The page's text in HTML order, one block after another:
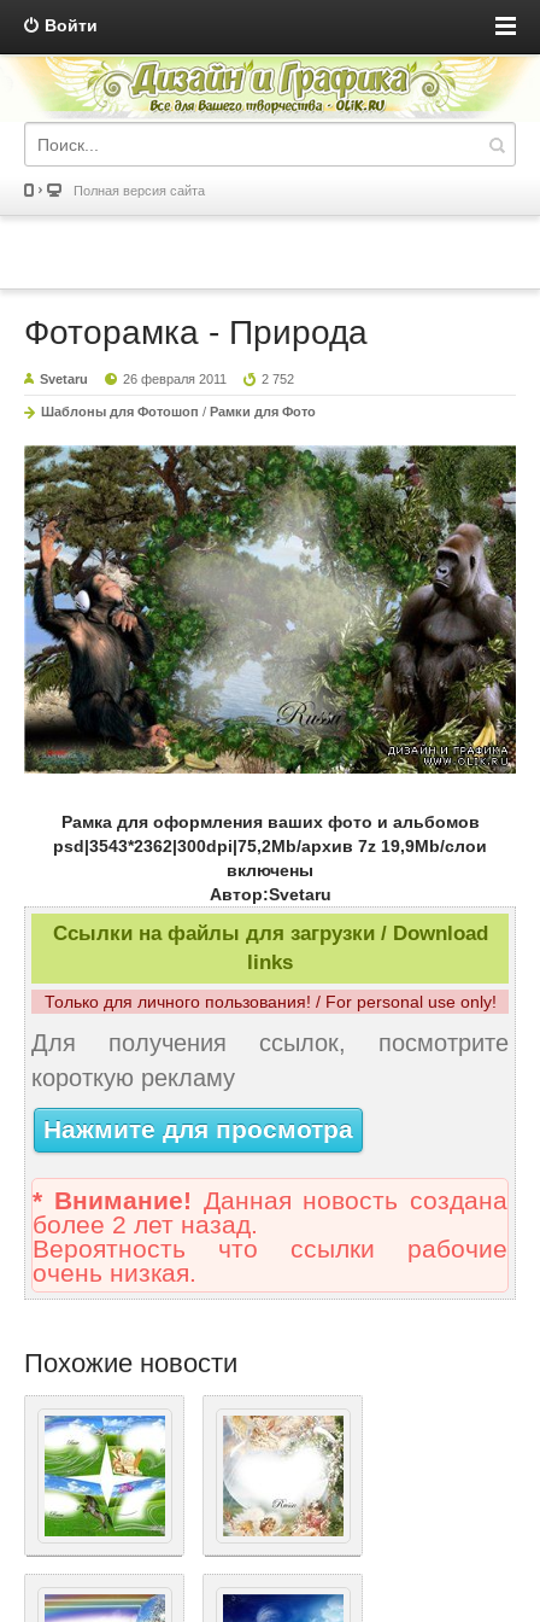
Войти
Полная версия сайта
Фоторамка - Природа
Svetaru 26 февраля 2011 2 752
Шаблоны для Фотошоп / Рамки для Фото
Рамка для оформления ваших фото и альбомов
psd|3543*2362|300dpi|75,2Mb/архив 7z 19,9Mb/слои
включены
Автор:Svetaru
Ссылки на файлы для загрузки / Download
links
Только для личного пользования! / For personal use only!
Для получения ссылок, посмотрите
короткую рекламу
Нажмите для просмотра
* Внимание! Данная новость создана
более 2 лет назад.
Вероятность что ссылки рабочие
очень низкая.
Похожие новости